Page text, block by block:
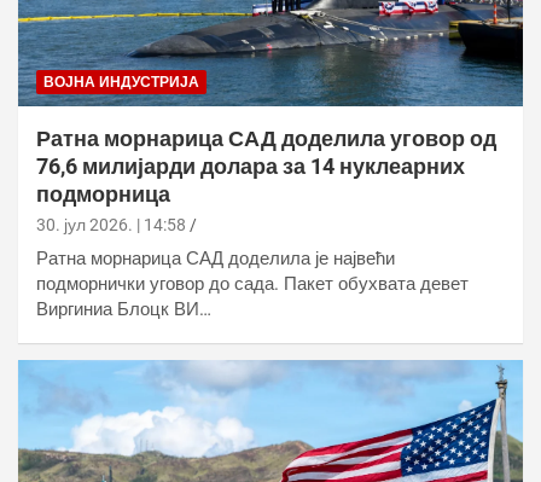
ВОЈНА ИНДУСТРИЈА
Ратна морнарица САД доделила уговор од
76,6 милијарди долара за 14 нуклеарних
подморница
30. јул 2026. | 14:58
Ратна морнарица САД доделила је највећи
подморнички уговор до сада. Пакет обухвата девет
Виргиниа Блоцк ВИ…